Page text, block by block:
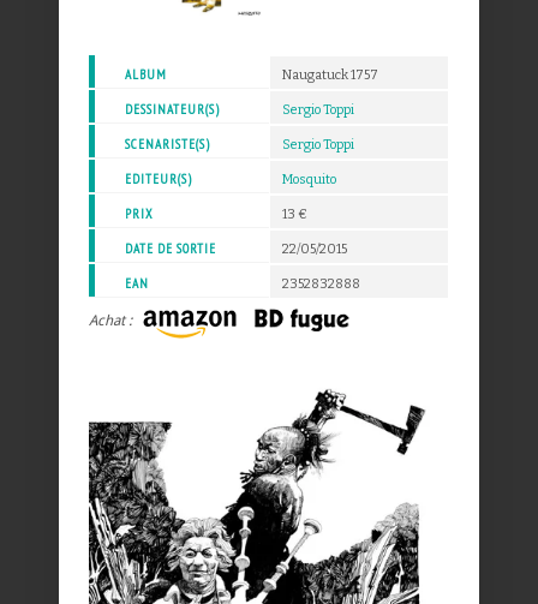
ALBUM Naugatuck 1757
DESSINATEUR(S) Sergio Toppi
SCENARISTE(S) Sergio Toppi
EDITEUR(S) Mosquito
PRIX 13 €
DATE DE SORTIE 22/05/2015
EAN 2352832888
Achat :